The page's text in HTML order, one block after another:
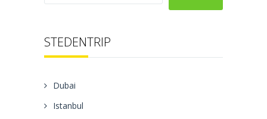
STEDENTRIP
Dubai
Istanbul